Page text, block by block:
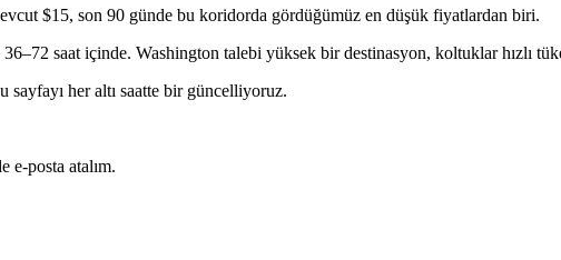
$15, son 90 günde bu koridorda gördüğümüz en düşük fiyatlardan biri.
saat içinde. Washington talebi yüksek bir destinasyon, koltuklar hızlı
sayfayı her altı saatte bir güncelliyoruz.
e-posta atalım.